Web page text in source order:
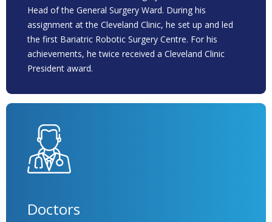
Head of the General Surgery Ward. During his
assignment at the Cleveland Clinic, he set up and led
the first Bariatric Robotic Surgery Centre. For his
achievements, he twice received a Cleveland Clinic
President award.
Doctors